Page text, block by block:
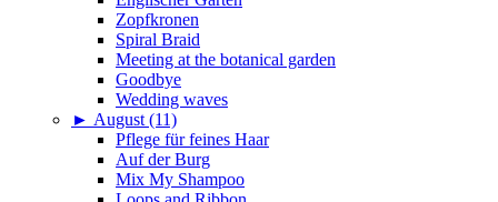
Zopfkronen
Spiral Braid
Meeting at the botanical garden
Goodbye
Wedding waves
► August (11)
Pflege für feines Haar
Auf der Burg
Mix My Shampoo